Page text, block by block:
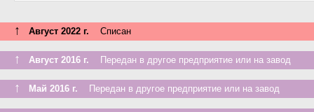
↑ Август 2022 г. Списан
↑ Август 2016 г. Передан в другое предприятие или на завод
↑ Май 2016 г. Передан в другое предприятие или на завод